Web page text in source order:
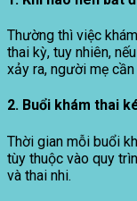
Thường thì việc
thai kỳ, tuy nhiên,
xảy ra, người mẹ
2. Buổi khám thai
Thời gian mỗi buổi
tùy thuộc vào quy
và thai nhi.